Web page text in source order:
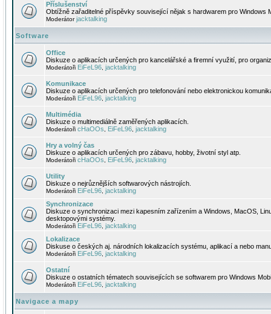
Příslušenství
Obtížně zařaditelné příspěvky související nějak s hardwarem pro Windows
Moderátorjacktalking
Software
Office
Diskuze o aplikacích určených pro kancelářské a firemní využití, pro
Moderátoři EiFeL96 jacktalking
Komunikace
Diskuze o aplikacích určených pro telefonování nebo elektronickou
Moderátoři EiFeL96 jacktalking
Multimédia
Diskuze o multimediálně zaměřených aplikacích.
Moderátoři cHaOOs EiFeL96 jacktalking
Hry a volný čas
Diskuze o aplikacích určených pro zábavu, hobby, životní styl atp.
Moderátoři cHaOOs EiFeL96 jacktalking
Utility
Diskuze o nejrůznějších softwarových nástrojích.
Moderátoři EiFeL96 jacktalking
Synchronizace
Diskuze o synchronizaci mezi kapesním zařízením a Windows, MacOS,
desktopovými systémy.
Moderátoři EiFeL96 jacktalking
Lokalizace
Diskuse o českých aj. národních lokalizacích systému, aplikací a nebo
Moderátoři EiFeL96 jacktalking
Ostatní
Diskuze o ostatních tématech souvisejících se softwarem pro Windows
Moderátoři EiFeL96 jacktalking
Navigace a mapy